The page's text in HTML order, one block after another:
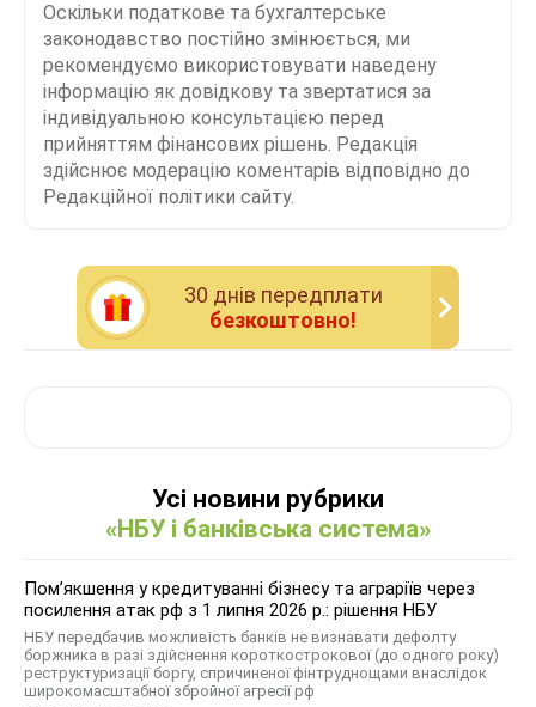
Оскільки податкове та бухгалтерське
законодавство постійно змінюється, ми
рекомендуємо використовувати наведену
інформацію як довідкову та звертатися за
індивідуальною консультацією перед
прийняттям фінансових рішень. Редакція
здійснює модерацію коментарів відповідно до
Редакційної політики сайту.
30 днiв передплати
безкоштовно!
Усі новини рубрики
«НБУ і банківська система»
Помʼякшення у кредитуванні бізнесу та аграріїв через
посилення атак рф з 1 липня 2026 р.: рішення НБУ
НБУ передбачив можливість банків не визнавати дефолту
боржника в разі здійснення короткострокової (до одного року)
реструктуризації боргу, спричиненої фінтруднощами внаслідок
широкомасштабної збройної агресії рф